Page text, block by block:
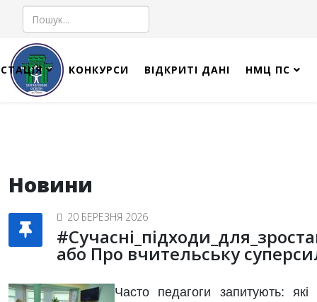
Пошук
КОНКУРСИ ВІДКРИТІ ДАНІ НМЦ ПС
Новини
20 БЕРЕЗНЯ 2026
або Про вчительську
Часто педагоги запитують: які